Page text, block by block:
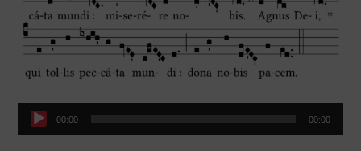
Lecteur
audio
00:00 00:00